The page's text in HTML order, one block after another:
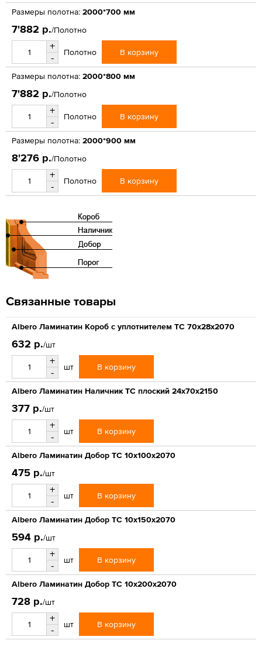
Размеры полотна: 2000*700 мм
7'882 р./Полотно
+
-
Полотно В корзину
Размеры полотна: 2000*800 мм
7'882 р./Полотно
+
-
Полотно В корзину
Размеры полотна: 2000*900 мм
8'276 р./Полотно
+
-
Полотно В корзину
Связанные товары
Albero Ламинатин Короб с уплотнителем ТС 70х28х2070
632 р./шт
+
-
шт В корзину
Albero Ламинатин Наличник ТС плоский 24х70х2150
377 р./шт
+
-
шт В корзину
Albero Ламинатин Добор ТС 10х100х2070
475 р./шт
+
-
шт В корзину
Albero Ламинатин Добор ТС 10х150х2070
594 р./шт
+
-
шт В корзину
Albero Ламинатин Добор ТС 10х200х2070
728 р./шт
+
-
шт В корзину